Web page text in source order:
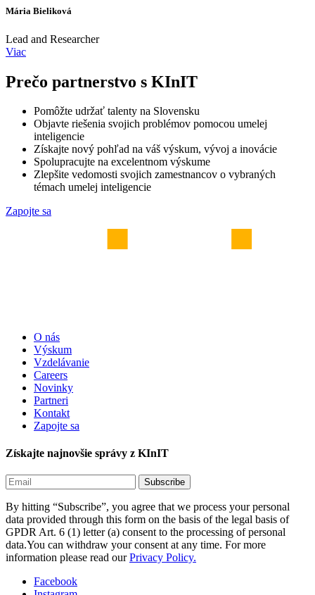
Mária Bieliková
Lead and Researcher
Viac
Prečo partnerstvo s KInIT
Pomôžte udržať talenty na Slovensku
Objavte riešenia svojich problémov pomocou umelej
inteligencie
Získajte nový pohľad na váš výskum, vývoj a inovácie
Spolupracujte na excelentnom výskume
Zlepšite vedomosti svojich zamestnancov o vybraných
témach umelej inteligencie
Zapojte sa
O nás
Výskum
Vzdelávanie
Careers
Novinky
Partneri
Kontakt
Zapojte sa
Získajte najnovšie správy z KInIT
By hitting “Subscribe”, you agree that we process your personal
data provided through this form on the basis of the legal basis of
GPDR Art. 6 (1) letter (a) consent to the processing of personal
data.You can withdraw your consent at any time. For more
information please read ourPrivacy Policy.
Facebook